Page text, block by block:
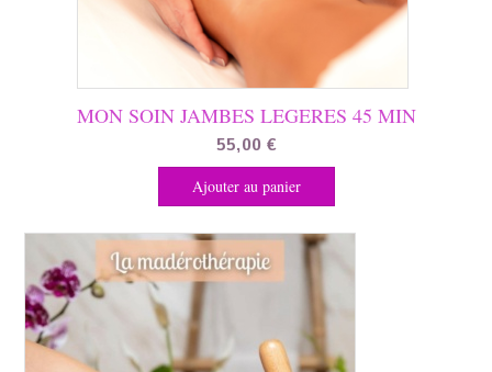
produit
MON SOIN JAMBES LEGERES 45 MIN
55,00 €
Ajouter au panier